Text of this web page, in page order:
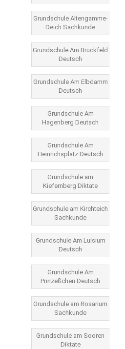
Grundschule Altengamme-
Deich Sachkunde
Grundschule Am Brückfeld
Deutsch
Grundschule Am Elbdamm
Deutsch
Grundschule Am
Hagenberg Deutsch
Grundschule Am
Heinrichsplatz Deutsch
Grundschule am
Kiefernberg Diktate
Grundschule am Kirchteich
Sachkunde
Grundschule Am Luisium
Deutsch
Grundschule Am
Prinzeßchen Deutsch
Grundschule am Rosarium
Sachkunde
Grundschule am Sooren
Diktate